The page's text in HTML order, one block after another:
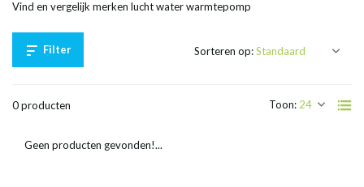
Vind en vergelijk merken lucht water warmtepomp
Filter
0 producten Toon:
Sorteren op:
Geen producten gevonden!...